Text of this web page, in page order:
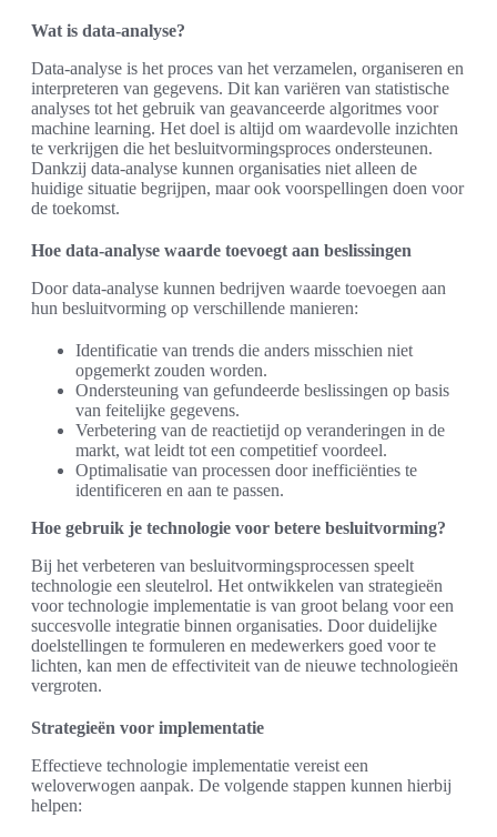
Wat is data-analyse?
Data-analyse is het proces van het verzamelen, organiseren en
interpreteren van gegevens. Dit kan variëren van statistische
analyses tot het gebruik van geavanceerde algoritmes voor
machine learning. Het doel is altijd om waardevolle inzichten
te verkrijgen die het besluitvormingsproces ondersteunen.
Dankzij data-analyse kunnen organisaties niet alleen de
huidige situatie begrijpen, maar ook voorspellingen doen voor
de toekomst.
Hoe data-analyse waarde toevoegt aan beslissingen
Door data-analyse kunnen bedrijven waarde toevoegen aan
hun besluitvorming op verschillende manieren:
Identificatie van trends die anders misschien niet
opgemerkt zouden worden.
Ondersteuning van gefundeerde beslissingen op basis
van feitelijke gegevens.
Verbetering van de reactietijd op veranderingen in de
markt, wat leidt tot een competitief voordeel.
Optimalisatie van processen door inefficiënties te
identificeren en aan te passen.
Hoe gebruik je technologie voor betere besluitvorming?
Bij het verbeteren van besluitvormingsprocessen speelt
technologie een sleutelrol. Het ontwikkelen van strategieën
voor technologie implementatie is van groot belang voor een
succesvolle integratie binnen organisaties. Door duidelijke
doelstellingen te formuleren en medewerkers goed voor te
lichten, kan men de effectiviteit van de nieuwe technologieën
vergroten.
Strategieën voor implementatie
Effectieve technologie implementatie vereist een
weloverwogen aanpak. De volgende stappen kunnen hierbij
helpen: